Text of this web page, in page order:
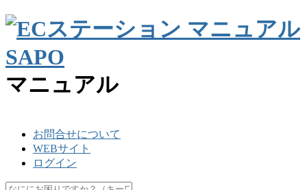
マニュアル
お問合せについて
WEBサイト
ログイン